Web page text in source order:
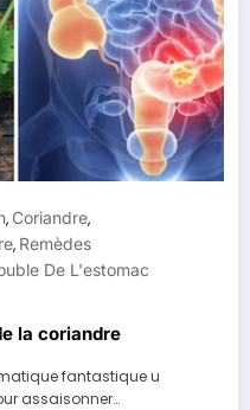
, Coriandre,
, Remèdes
De L'estomac
la coriandre
fantastique u
assaisonner…